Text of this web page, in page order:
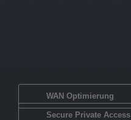
WAN Optimierung
Secure Private Access